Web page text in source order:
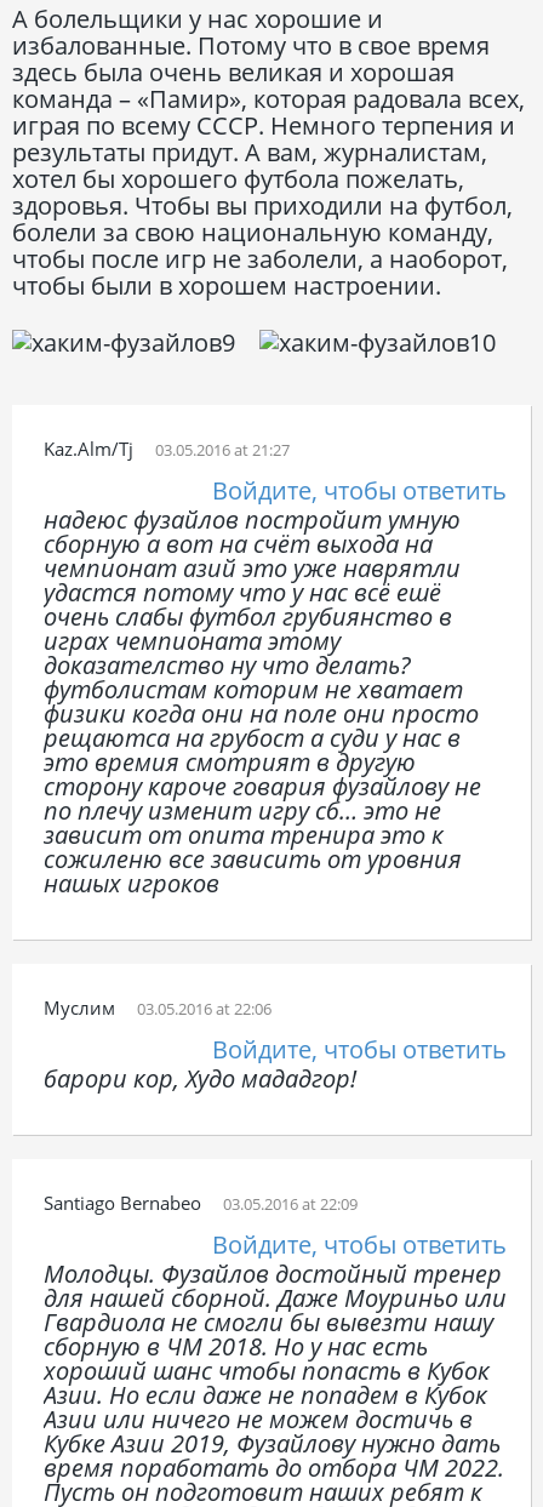
А болельщики у нас хорошие и
избалованные. Потому что в свое время
здесь была очень великая и хорошая
команда – «Памир», которая радовала всех,
играя по всему СССР. Немного терпения и
результаты придут. А вам, журналистам,
хотел бы хорошего футбола пожелать,
здоровья. Чтобы вы приходили на футбол,
болели за свою национальную команду,
чтобы после игр не заболели, а наоборот,
чтобы были в хорошем настроении.
Kaz.alm/tj 03.05.2016 at 21:27
Войдите, чтобы ответить
надеюс фузайлов постройит умную
сборную а вот на счёт выхода на
чемпионат азий это уже наврятли
удастся потому что у нас всё ешё
очень слабы футбол грубиянство в
играх чемпионата этому
доказателство ну что делать?
футболистам которим не хватает
физики когда они на поле они просто
рещаютса на грубост а суди у нас в
это времия смотрият в другую
сторону кароче говария фузайлову не
по плечу изменит игру сб… это не
зависит от опита тренира это к
сожиленю все зависить от уровния
нашых игроков
Муслим 03.05.2016 at 22:06
Войдите, чтобы ответить
барори кор, Худо мададгор!
Santiago Bernabeo 03.05.2016 at 22:09
Войдите, чтобы ответить
Молодцы. Фузайлов достойный тренер
для нашей сборной. Даже Моуриньо или
Гвардиола не смогли бы вывезти нашу
сборную в ЧМ 2018. Но у нас есть
хороший шанс чтобы попасть в Кубок
Азии. Но если даже не попадем в Кубок
Азии или ничего не можем достичь в
Кубке Азии 2019, Фузайлову нужно дать
время поработать до отбора ЧМ 2022.
Пусть он подготовит наших ребят к